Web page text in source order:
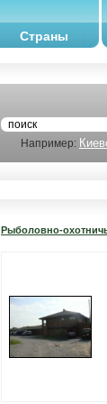
Страны
Например:
Рыболовно-